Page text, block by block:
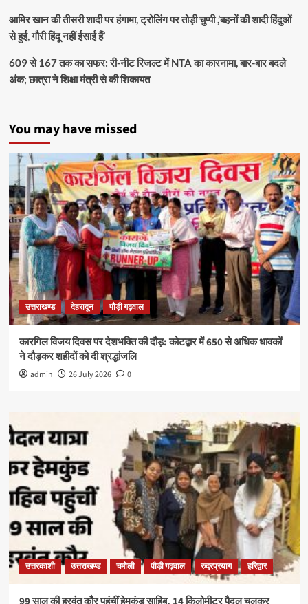
आमिर खान की तीसरी शादी पर हंगामा, ट्रोलिंग पर तोड़ी चुप्पी ,’बहनों की शादी हिंदुओं
से हुई, गौरी हिंदू नहीं ईसाई हैं’
609 से 167 तक का सफर: री-नीट रिजल्ट में NTA का कारनामा, बार-बार बदले
अंक; छात्रा ने शिक्षा मंत्री से की शिकायत
You may have missed
उत्तराखण्ड देहरादून पौड़ी गढ़वाल
कारगिल विजय दिवस पर देशभक्ति की दौड़: कोटद्वार में 650 से अधिक धावकों
ने दौड़कर शहीदों को दी श्रद्धांजलि
admin 26 July 2026 0
उत्तरकाशी उत्तराखण्ड चमोली पौड़ी गढ़वाल रुद्रप्रयाग हरिद्वार